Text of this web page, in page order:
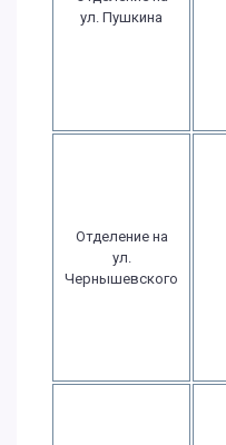
ул. Пушкина
Отделение на
ул.
Чернышевского